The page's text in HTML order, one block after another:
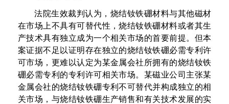
法院生效裁判认为，烧结钕铁硼材料与其他磁材
在市场上不具有可替代性，烧结钕铁硼材料或者其生
产技术具有独立成为一个相关市场的首要前提。但本
案证据不足以证明存在独立的烧结钕铁硼必需专利许
可市场，更难以认定为某金属会社所拥有的烧结钕铁
硼必需专利的专利许可相关市场。某磁业公司主张某
金属会社的烧结钕铁硼专利不可替代并构成独立的相
关市场，与烧结钕铁硼生产销售和有关技术发展的实